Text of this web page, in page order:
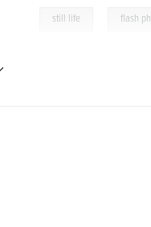
still life flash